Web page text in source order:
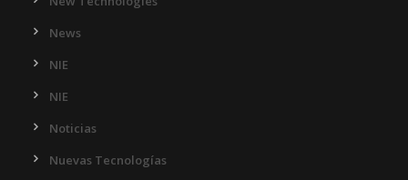
News
NIE
NIE
Noticias
Nuevas Tecnologías